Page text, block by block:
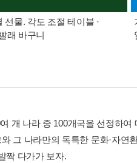
선물. 각도 조절 테이블 ·
래 바구니
개 나라 중 100개국을 선정하
그 나라만의 독특한 문화·자연
짝 다가가 보자.